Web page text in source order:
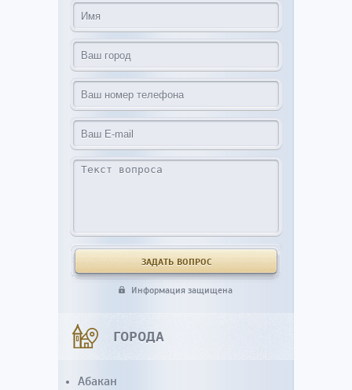
Информация защищена
ГОРОДА
Абакан